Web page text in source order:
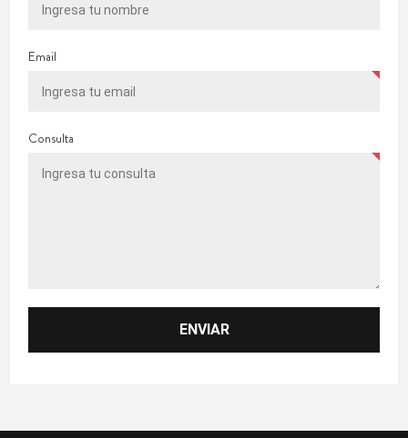
Email
Consulta